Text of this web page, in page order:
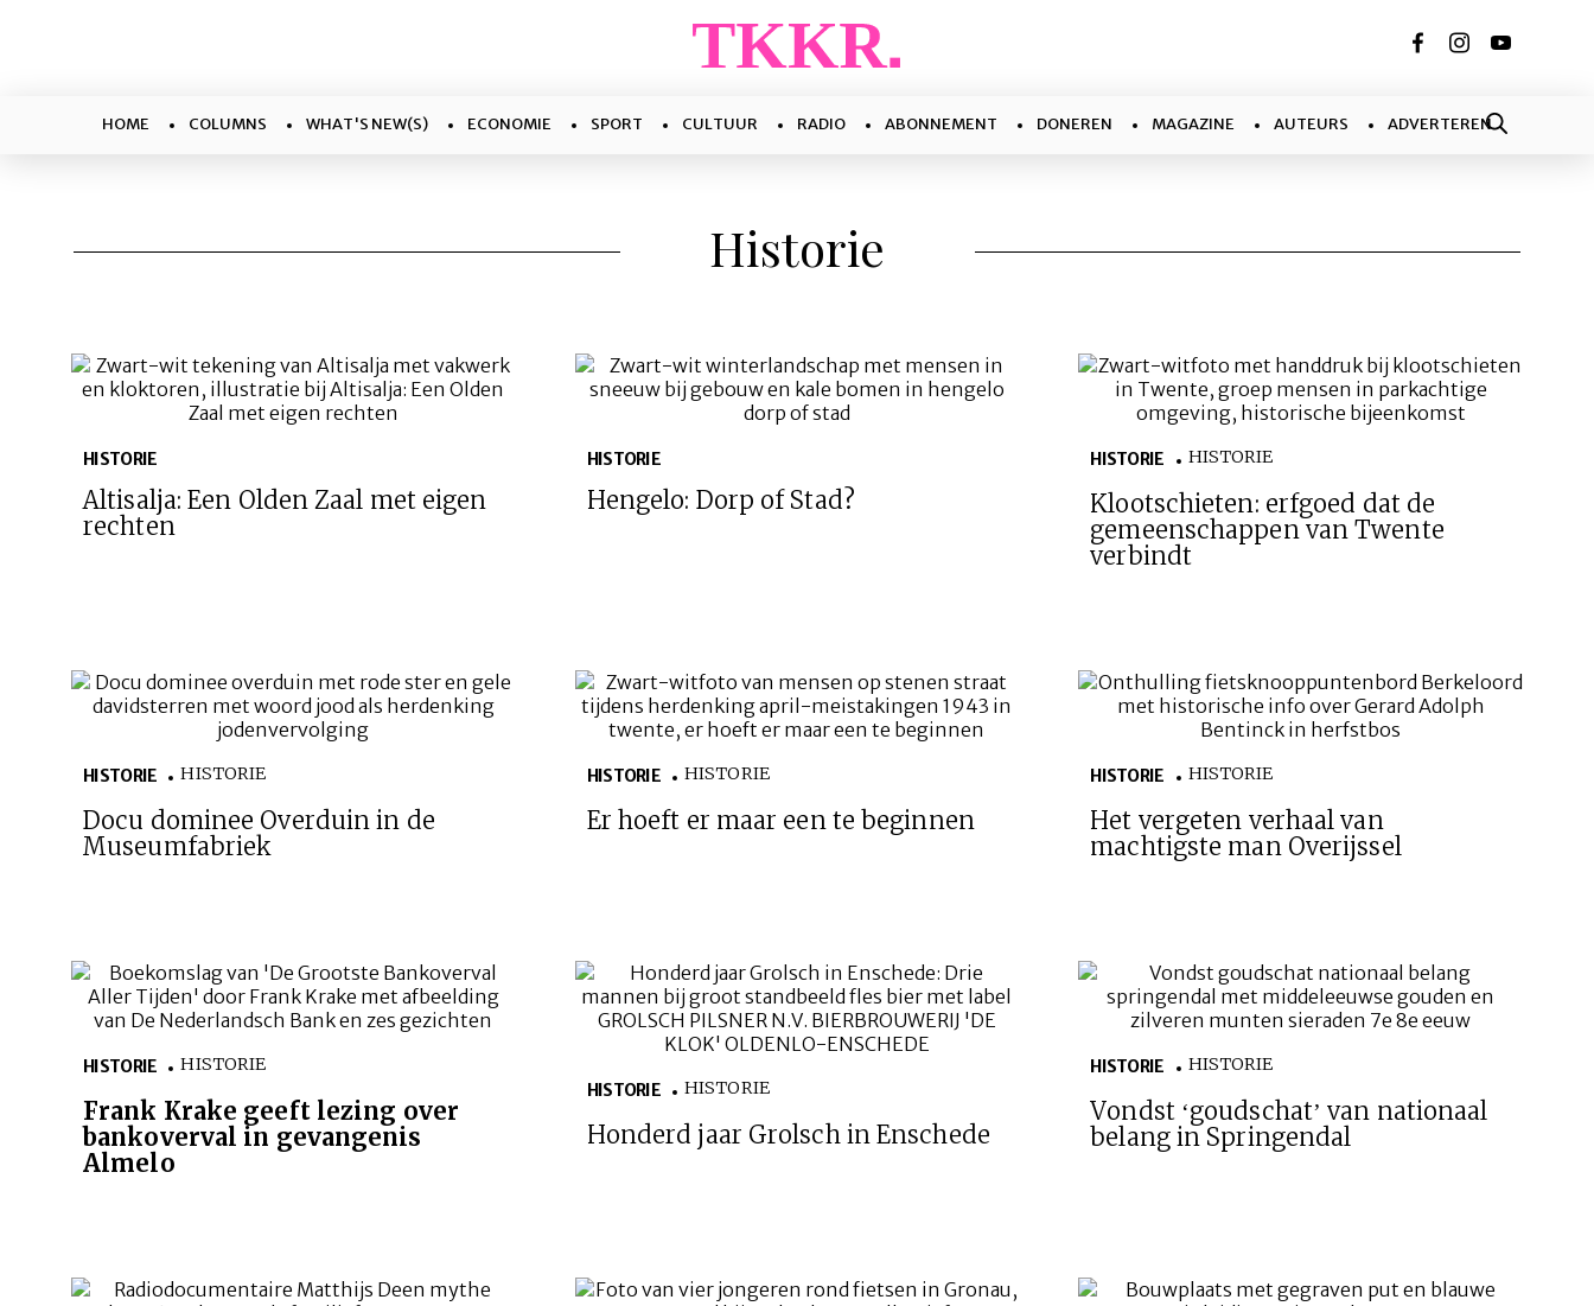
HOME COLUMNS WHAT'S NEW(S) ECONOMIE SPORT CULTUUR RADIO ABONNEMENT DONEREN MAGAZINE AUTEURS ADVERTEREN
Historie
HISTORIE
Altisalja: Een Olden Zaal met eigen
rechten
HISTORIE
Hengelo: Dorp of Stad?
HISTORIE HISTORIE
Klootschieten: erfgoed dat de
gemeenschappen van Twente
verbindt
HISTORIE HISTORIE
Docu dominee Overduin in de
Museumfabriek
HISTORIE HISTORIE
Er hoeft er maar een te beginnen
HISTORIE HISTORIE
Het vergeten verhaal van
machtigste man Overijssel
HISTORIE HISTORIE
Frank Krake geeft lezing over
bankoverval in gevangenis
Almelo
HISTORIE HISTORIE
Honderd jaar Grolsch in Enschede
HISTORIE HISTORIE
Vondst ‘goudschat’ van nationaal
belang in Springendal